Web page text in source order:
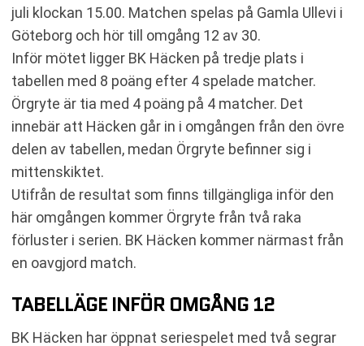
RESULTAT INBÖRDES MÖTEN
TABELL
KOMMANDE MATCHER ÖRGRYTE
KOMMANDE MATCHER BK HÄCKEN
RELATERADE NYHETER
juli klockan 15.00. Matchen spelas på Gamla Ullevi i
Göteborg och hör till omgång 12 av 30.
Inför mötet ligger BK Häcken på tredje plats i
tabellen med 8 poäng efter 4 spelade matcher.
Örgryte är tia med 4 poäng på 4 matcher. Det
innebär att Häcken går in i omgången från den övre
delen av tabellen, medan Örgryte befinner sig i
mittenskiktet.
Utifrån de resultat som finns tillgängliga inför den
här omgången kommer Örgryte från två raka
förluster i serien. BK Häcken kommer närmast från
en oavgjord match.
TABELLÄGE INFÖR OMGÅNG 12
BK Häcken har öppnat seriespelet med två segrar